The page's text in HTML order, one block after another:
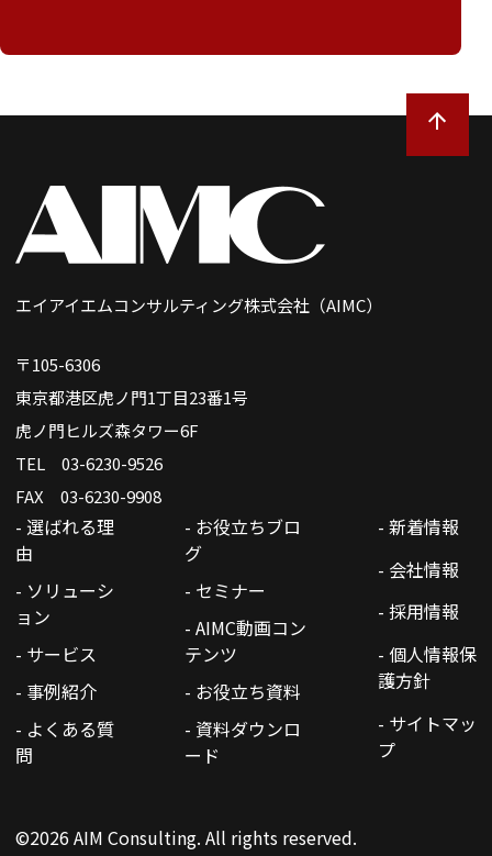
エイアイエムコンサルティング株式会社（AIMC）
〒105-6306
東京都港区虎ノ門1丁目23番1号
虎ノ門ヒルズ森タワー6F
TEL 03-6230-9526
FAX 03-6230-9908
- 選ばれる理
由
- ソリューシ
ョン
- サービス
- 事例紹介
- よくある質
問
- お役立ちブロ
グ
- セミナー
- AIMC動画コン
テンツ
- お役立ち資料
- 資料ダウンロ
ード
- 新着情報
- 会社情報
- 採用情報
- 個人情報保
護方針
- サイトマッ
プ
©2026 AIM Consulting. All rights reserved.